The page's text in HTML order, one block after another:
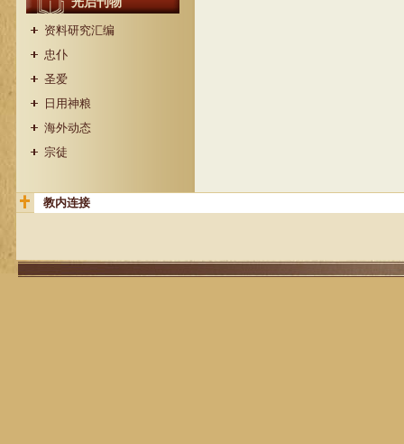
资料研究汇编
忠仆
圣爱
日用神粮
海外动态
宗徒
教内连接